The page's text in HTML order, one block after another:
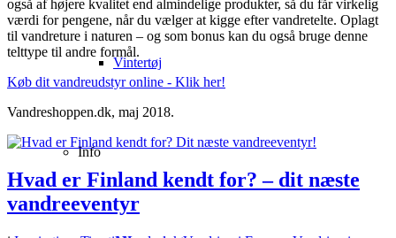
Vintertøj
Info
også af højere kvalitet end almindelige produkter, så du får virkelig
værdi for pengene, når du vælger at kigge efter vandretelte. Oplagt
til vandreture i naturen – og som bonus kan du også bruge denne
telttype til andre formål.
Køb dit vandreudstyr online - Klik her!
Vandreshoppen.dk, maj 2018.
Hvad er Finland kendt for? – dit næste
vandreeventyr